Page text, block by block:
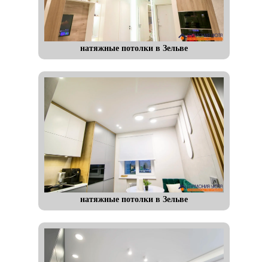
натяжные потолки в Зельве
натяжные потолки в Зельве